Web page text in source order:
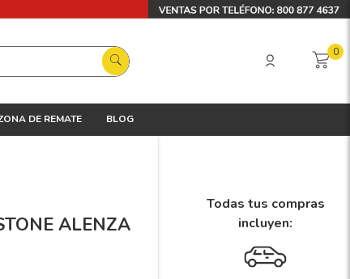
0
DE REMATE BLOG
ALENZA
Todas tus compras
incluyen: